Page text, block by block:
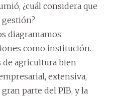
¿cuál considera que
diagramamos
como institución.
de agricultura bien
extensiva,
parte del PIB, y la